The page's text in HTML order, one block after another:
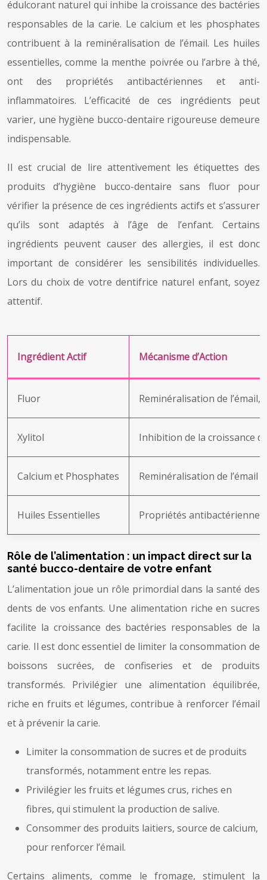
édulcorant naturel qui inhibe la croissance des bactéries
responsables de la carie. Le calcium et les phosphates
contribuent à la reminéralisation de l’émail. Les huiles
essentielles, comme la menthe poivrée ou l’arbre à thé,
ont des propriétés antibactériennes et anti-
inflammatoires. L’efficacité de ces ingrédients peut
varier, une hygiène bucco-dentaire rigoureuse demeure
indispensable.
Il est crucial de lire attentivement les étiquettes des
produits d’hygiène bucco-dentaire sans fluor pour
vérifier la présence de ces ingrédients actifs et s’assurer
qu’ils sont adaptés à l’âge de l’enfant. Certains
ingrédients peuvent causer des allergies, il est donc
important de considérer les sensibilités individuelles.
Lors du choix de votre dentifrice naturel enfant, soyez
attentif.
Ingrédient Actif Mécanisme d’Action
Fluor Reminéralisation de
Xylitol Inhibition de la croissance
Calcium et Phosphates Reminéralisation de l’émail
Huiles Essentielles Propriétés
Rôle de l’alimentation : un impact direct sur la
santé bucco-dentaire de votre enfant
L’alimentation joue un rôle primordial dans la santé des
dents de vos enfants. Une alimentation riche en sucres
facilite la croissance des bactéries responsables de la
carie. Il est donc essentiel de limiter la consommation de
boissons sucrées, de confiseries et de produits
transformés. Privilégier une alimentation équilibrée,
riche en fruits et légumes, contribue à renforcer l’émail
et à prévenir la carie.
Limiter la consommation de sucres et de produits
transformés, notamment entre les repas.
Privilégier les fruits et légumes crus, riches en
fibres, qui stimulent la production de salive.
Consommer des produits laitiers, source de calcium,
pour renforcer l’émail.
Certains aliments, comme le fromage, stimulent la